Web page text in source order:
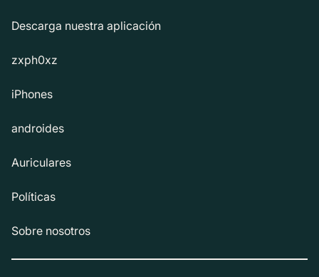
Descarga nuestra aplicación
zxph0xz
iPhones
androides
Auriculares
Políticas
Sobre nosotros